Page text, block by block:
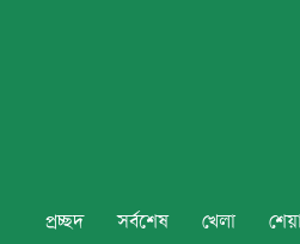
প্রচ্ছদ সর্বশেষ খেলা